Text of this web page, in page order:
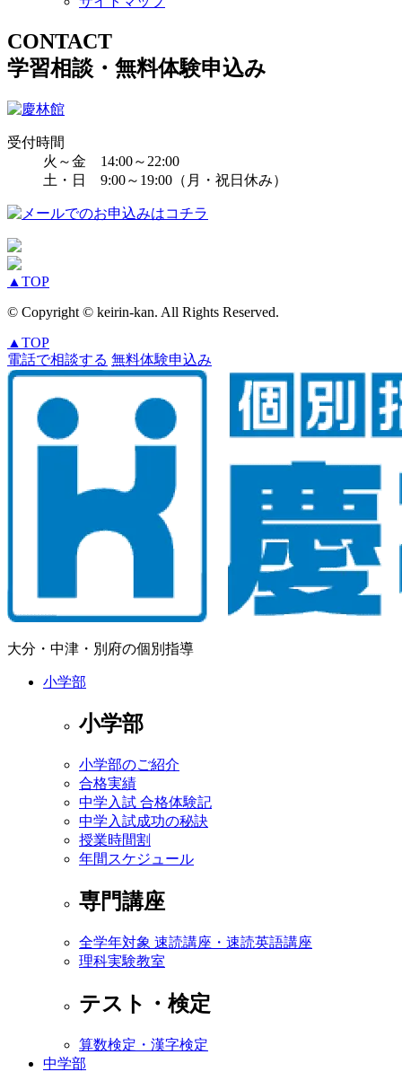
CONTACT
学習相談・無料体験申込み
受付時間
火～金 14:00～22:00
土・日 9:00～19:00（月・祝日休み）
▲ TOP
© Copyright © keirin-kan. All Rights Reserved.
▲ TOP
電話で相談する 無料体験申込み
大分・中津・別府の個別指導
小学部
小学部
小学部のご紹介
合格実績
中学入試 合格体験記
中学入試成功の秘訣
授業時間割
年間スケジュール
専門講座
全学年対象 速読講座・速読英語講座
理科実験教室
テスト・検定
算数検定・漢字検定
中学部